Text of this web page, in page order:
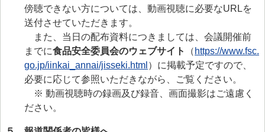
傍聴できない方については、動画視聴に必要なURLを
送付させていただきます。
また、当日の配布資料につきましては、会議開催前
までに食品安全委員会のウェブサイト （ https://www.fsc.
go.jp/iinkai_annai/jisseki.html ）に掲載予定ですので、
必要に応じて参照いただきながら、ご覧ください。
※ 動画視聴時の録画及び録音、画面撮影はご遠慮く
ださい。